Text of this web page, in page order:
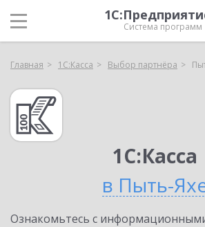
Система программ
Главная 1С:Касса Выбор партнёра
1С:Касса
в Пыть-
Ознакомьтесь с